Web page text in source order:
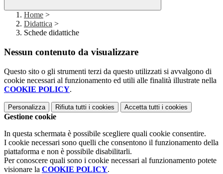
Home >
Didattica >
Schede didattiche
Nessun contenuto da visualizzare
Questo sito o gli strumenti terzi da questo utilizzati si avvalgono di
cookie necessari al funzionamento ed utili alle finalità illustrate nella
COOKIE POLICY.
Personalizza Rifiuta tutti i cookies Accetta tutti i cookies
Gestione cookie
In questa schermata è possibile scegliere quali cookie consentire.
I cookie necessari sono quelli che consentono il funzionamento della
piattaforma e non è possibile disabilitarli.
Per conoscere quali sono i cookie necessari al funzionamento potete
visionare la COOKIE POLICY.